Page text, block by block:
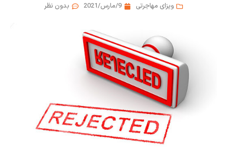
ویزای مهاجرتی 9/مارس/2021 بدون نظر